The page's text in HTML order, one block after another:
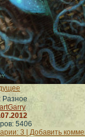
Разное
5406
3 | Добавить